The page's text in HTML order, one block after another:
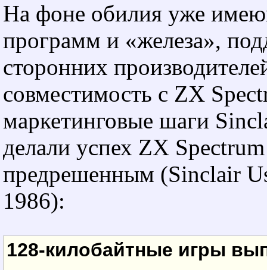
На фоне обилия уже
программ и «железа»,
сторонних
совместимость с ZX
маркетинговые шаги
делали успех ZX
предрешенным (Sinclair
1986):
128-килобайтные игры